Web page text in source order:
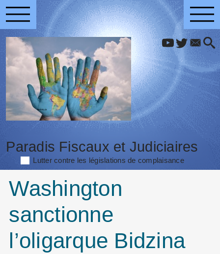
Paradis Fiscaux et Judiciaires
Lutter contre les législations de complaisance
Washington
sanctionne
l’oligarque Bidzina